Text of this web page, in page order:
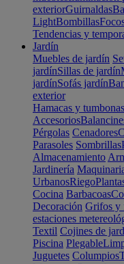
exteriorGuirnaldas
LightBombillas
Tendencias y
Jardín
Muebles de jardín
jardínSillas de jardín
jardínSofás jardín
exterior
Hamacas y tumbonas
Accesorios
Pérgolas Cenadores
Parasoles Sombrillas
Almacenamiento
Jardinería
UrbanosRiego
Cocina Barbacoas
Decoración Grifos y
estaciones
Textil Cojines de
Piscina Plegable
Juguetes Columpios